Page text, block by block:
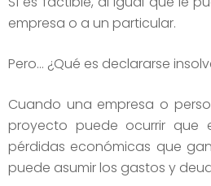
empresa o a un particular.
Pero… ¿Qué es declararse
Cuando una empresa o
proyecto puede ocurrir que
pérdidas económicas que
puede asumir los gastos y